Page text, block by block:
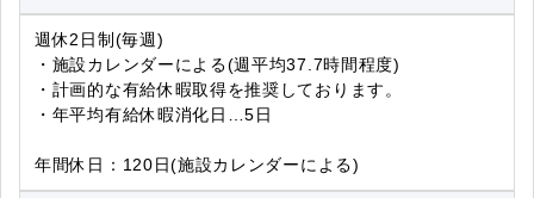
週休2日制(毎週)
・施設カレンダーによる(週平均37.7時間程度)
・計画的な有給休暇取得を推奨しております。
・年平均有給休暇消化日…5日
年間休日：120日(施設カレンダーによる)